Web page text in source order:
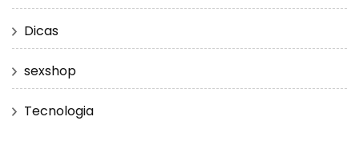
Dicas
sexshop
Tecnologia